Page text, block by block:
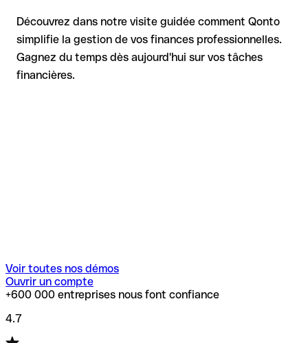
Découvrez dans notre visite guidée comment Qonto
simplifie la gestion de vos finances professionnelles.
Gagnez du temps dès aujourd'hui sur vos tâches
financières.
Voir toutes nos démos
Ouvrir un compte
+600 000 entreprises nous font confiance
4.7